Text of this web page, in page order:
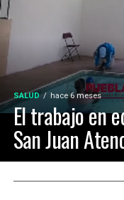
SALUD hace 6 meses
El trabajo en
San Juan